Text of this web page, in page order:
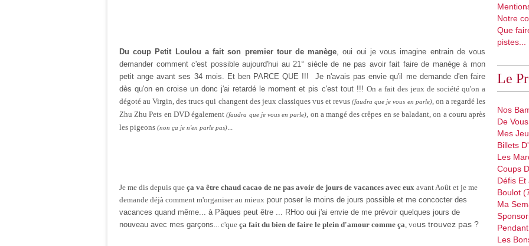
Du coup Petit Loulou a fait son premier tour de manège, oui oui je vous imagine entrain de vous
demander comment c'est possible aujourd'hui au 21° siècle de ne pas avoir fait faire de manège à mon
petit ange avant ses 34 mois. Et ben PARCE QUE !!! Je n'avais pas envie qu'il me demande d'en faire
dès qu'on en croise un donc j'ai retardé le moment et pis c'est tout !!! On a fait des jeux de société qu'on a
dégoté au Virgin, des trucs qui changent des jeux classiques vus et revus(faudra que je vous en parle), on a regardé les
Zhu Zhu Pets en DVD également(faudra que je vous en parle), on a mangé des crêpes en se baladant, on a couru après
les pigeons (non ça je n'en parle pas)...
Je me dis depuis que ça va être chaud cacao de ne pas avoir de jours de vacances avec eux avant Août et je me
demande déjà comment m'organiser au mieux pour poser le moins de jours possible et me concocter des
vacances quand même... à Pâques peut être ... RHoo oui j'ai envie de me prévoir quelques jours de
nouveau avec mes garçons... c'que ça fait du bien de faire le plein d'amour comme ça, vous trouvez pas ?
Notre
Que
pistes...
Le
Nos
De
Mes
Billets
Les
Coups
Défis Et
Boulot
Ma
Les